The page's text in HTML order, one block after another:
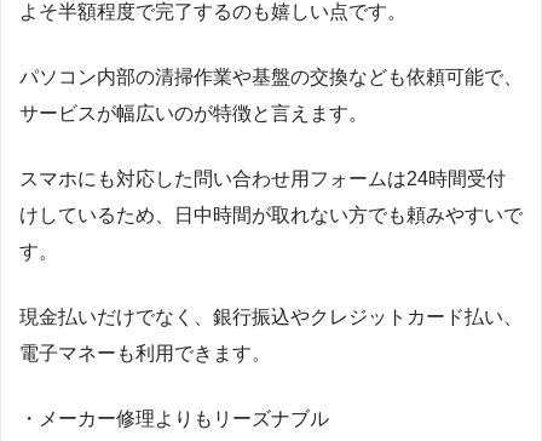
よそ半額程度で完了するのも嬉しい点です。
パソコン内部の清掃作業や基盤の交換なども依頼可能で、
サービスが幅広いのが特徴と言えます。
スマホにも対応した問い合わせ用フォームは24時間受付
けしているため、日中時間が取れない方でも頼みやすいで
す。
現金払いだけでなく、銀行振込やクレジットカード払い、
電子マネーも利用できます。
・メーカー修理よりもリーズナブル